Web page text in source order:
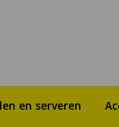
en serveren